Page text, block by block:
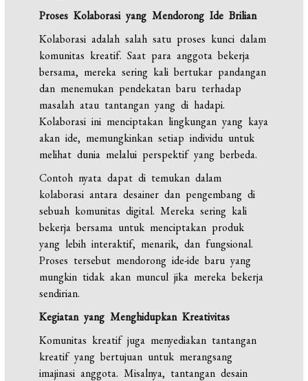
Proses Kolaborasi yang Mendorong Ide Brilian
Kolaborasi adalah salah satu proses kunci dalam
komunitas kreatif. Saat para anggota bekerja
bersama, mereka sering kali bertukar pandangan
dan menemukan pendekatan baru terhadap
masalah atau tantangan yang di hadapi.
Kolaborasi ini menciptakan lingkungan yang kaya
akan ide, memungkinkan setiap individu untuk
melihat dunia melalui perspektif yang berbeda.
Contoh nyata dapat di temukan dalam
kolaborasi antara desainer dan pengembang di
sebuah komunitas digital. Mereka sering kali
bekerja bersama untuk menciptakan produk
yang lebih interaktif, menarik, dan fungsional.
Proses tersebut mendorong ide-ide baru yang
mungkin tidak akan muncul jika mereka bekerja
sendirian.
Kegiatan yang Menghidupkan Kreativitas
Komunitas kreatif juga menyediakan tantangan
kreatif yang bertujuan untuk merangsang
imajinasi anggota. Misalnya, tantangan desain